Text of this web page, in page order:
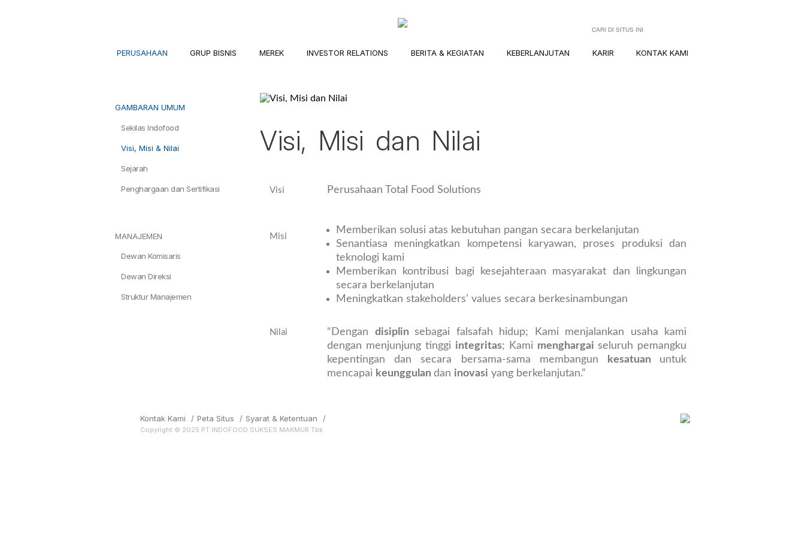
PERUSAHAAN GRUP BISNIS MEREK INVESTOR RELATIONS BERITA & KEGIATAN KEBERLANJUTAN KARIR KONTAK KAMI
GAMBARAN UMUM
Sekilas Indofood
Visi, Misi & Nilai
Sejarah
Penghargaan dan Sertifikasi
MANAJEMEN
Dewan Komisaris
Dewan Direksi
Struktur Manajemen
Visi, Misi dan Nilai
Visi Perusahaan Total Food Solutions
Misi
Memberikan solusi atas kebutuhan pangan secara berkelanjutan
Senantiasa meningkatkan kompetensi karyawan, proses produksi dan
teknologi kami
Memberikan kontribusi bagi kesejahteraan masyarakat dan lingkungan
secara berkelanjutan
Meningkatkan stakeholders’ values secara berkesinambungan
Nilai “Dengan disiplin sebagai falsafah hidup; Kami menjalankan usaha kami
dengan menjunjung tinggi integritas; Kami menghargai seluruh pemangku
kepentingan dan secara bersama-sama membangun
kesatuan untuk
mencapai keunggulan dan inovasi yang berkelanjutan.”
Kontak Kami / Peta Situs / Syarat & Ketentuan /
Copyright © 2025 PT INDOFOOD SUKSES MAKMUR Tbk